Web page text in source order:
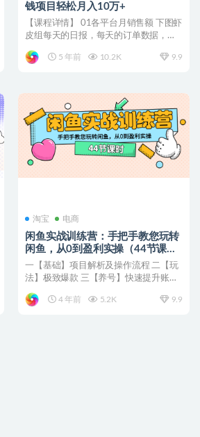
钱项‌‌目​轻松月入‌10万+
【课程详情】 01各平台月销售额 下图虾
皮组每天的日报，每天的订单数据，销
5 年前
10.2K 9.9
淘宝 电商
闲鱼实战训练营：手把手教您玩转
闲鱼，从0到盈利实操（44节课
时）
一【基础】项目解析及操作流程 二【玩
法】极致爆款 三【养号】快速提升账号
4 年前
5.2K 9.9